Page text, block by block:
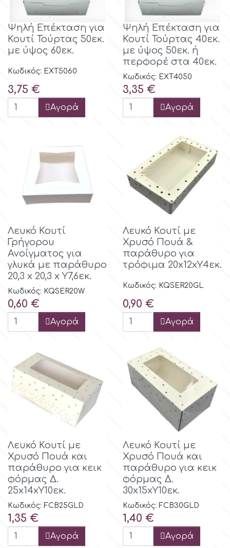
Petal Crafts
PME Cake
r
Rainbow Dust
Saracino
SilikoMart
Silverwood
Spectrum Flow
Squires Kitchen
SSNT
Stamperia
SuperBox
t
Tala
Ψηλή Επέκταση για
Κουτί Τούρτας 50εκ.
με ύψος 60εκ.
Κωδικός: EXT5060
Τιμή
3,75 €
Αγορά
Ψηλή Επέκταση για
Κουτί Τούρτας 40εκ.
με ύψος 50εκ. ή
περφορέ στα 40εκ.
Κωδικός: EXT4050
Τιμή
3,35 €
Αγορά
Λευκό Κουτί
Γρήγορου
Ανοίγματος για
γλυκά με παράθυρο
20,3 x 20,3 x Y7,6εκ.
Κωδικός: KQSER20W
Τιμή
0,60 €
Αγορά
Λευκό Κουτί με
Χρυσό Πουά &
παράθυρο για
τρόφιμα 20x12xΥ4εκ.
Κωδικός: KQSER20GL
Τιμή
0,90 €
Αγορά
Λευκό Κουτί με
Χρυσό Πουά και
παράθυρο για κεικ
φόρμας Δ.
25x14xΥ10εκ.
Κωδικός: FCB25GLD
Τιμή
1,35 €
Αγορά
Λευκό Κουτί με
Χρυσό Πουά και
παράθυρο για κεικ
φόρμας Δ.
30x15xΥ10εκ.
Κωδικός: FCB30GLD
Τιμή
1,40 €
Αγορά